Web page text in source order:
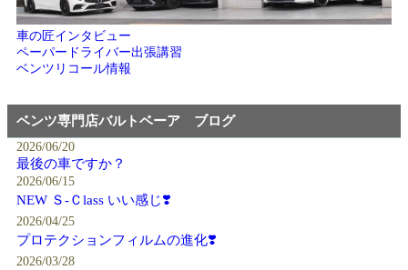
車の匠インタビュー
ペーパードライバー出張講習
ベンツリコール情報
ベンツ専門店バルトベーア ブログ
2026/06/20
最後の車ですか？
2026/06/15
NEW Ｓ-Ｃlass いい感じ❣️
2026/04/25
プロテクションフィルムの進化❣️
2026/03/28